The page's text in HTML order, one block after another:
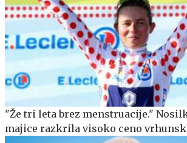
"Že tri leta brez menstruacije."
majice razkrila visoko ceno